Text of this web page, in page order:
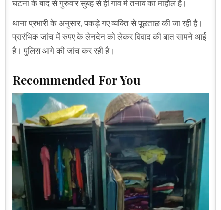
घटना के बाद से गुरुवार सुबह से ही गांव में तनाव का माहौल है।
थाना प्रभारी के अनुसार, पकड़े गए व्यक्ति से पूछताछ की जा रही है।
प्रारंभिक जांच में रुपए के लेनदेन को लेकर विवाद की बात सामने आई
है। पुलिस आगे की जांच कर रही है।
Recommended For You